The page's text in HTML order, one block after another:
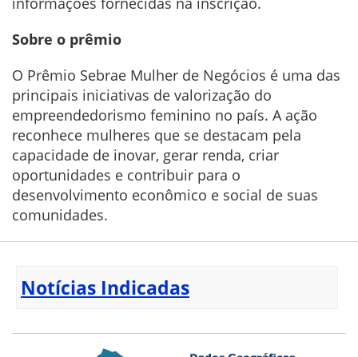
Sobre o prêmio
O Prêmio Sebrae Mulher de Negócios é uma das
principais iniciativas de valorização do
empreendedorismo feminino no país. A ação
reconhece mulheres que se destacam pela
capacidade de inovar, gerar renda, criar
oportunidades e contribuir para o
desenvolvimento econômico e social de suas
comunidades.
Notícias Indicadas